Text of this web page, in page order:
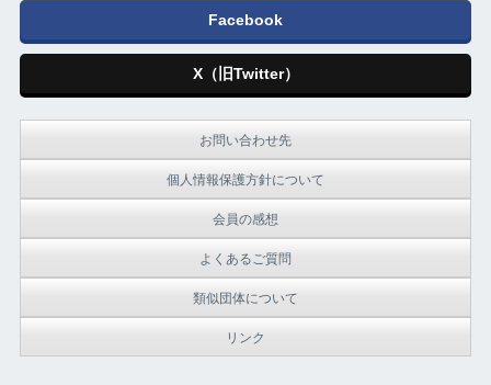
Facebook
X（旧Twitter）
お問い合わせ先
個人情報保護方針について
会員の感想
よくあるご質問
類似団体について
リンク